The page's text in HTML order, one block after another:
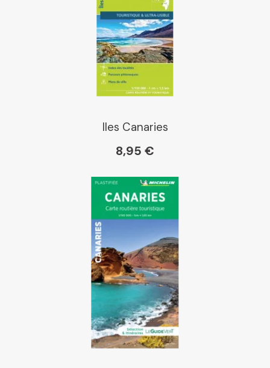
Dialogue
Librairie La Procure
Gibert
Kleber
Place des libraires
E Leclerc
Iles Canaries
8,95 €